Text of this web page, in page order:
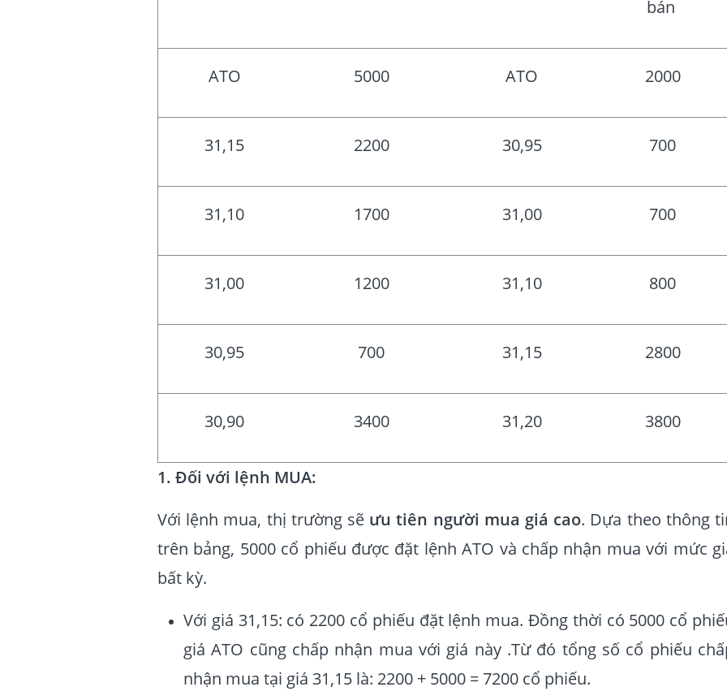
bán
ATO 5000 ATO 2000
31,15 2200 30,95 700
31,10 1700 31,00 700
31,00 1200 31,10 800
30,95 700 31,15 2800
30,90 3400 31,20 3800
1. Đối với lệnh MUA:
Với lệnh mua, thị trường sẽ ưu tiên người mua giá cao. Dựa theo thông
trên bảng, 5000 cổ phiếu được đặt lệnh ATO và chấp nhận mua với mức
bất kỳ.
Với giá 31,15: có 2200 cổ phiếu đặt lệnh mua. Đồng thời có 5000 cổ
giá ATO cũng chấp nhận mua với giá này .Từ đó tổng số cổ phiếu
nhận mua tại giá 31,15 là: 2200 + 5000 = 7200 cổ phiếu.